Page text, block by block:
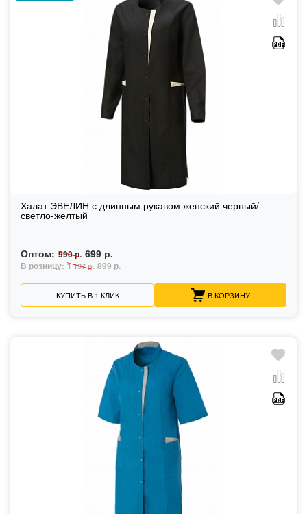
Халат ЭВЕЛИН с длинным рукавом женский черный/
светло-желтый
Оптом: 990 р. 699 р.
В розницу: 1 197 р. 899 р.
КУПИТЬ В 1 КЛИК В КОРЗИНУ